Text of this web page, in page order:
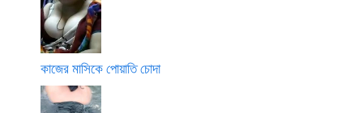
কাজের মাসিকে পোয়াতি চোদা